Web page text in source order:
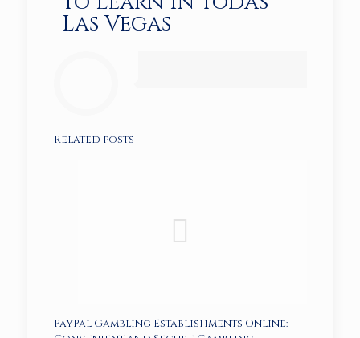
Las Vegas
Related posts
PayPal Gambling Establishments Online: